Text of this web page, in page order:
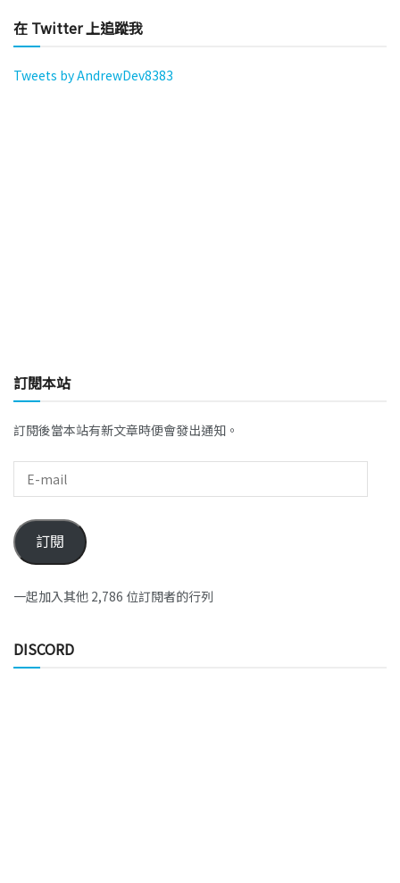
在 Twitter 上追蹤我
Tweets by AndrewDev8383
訂閱本站
訂閱後當本站有新文章時便會發出通知。
訂閱
一起加入其他 2,786 位訂閱者的行列
DISCORD